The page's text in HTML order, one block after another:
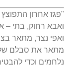
"פגז אחרון
ואבא רחוק, בתי –
ואפי נצר, מתאר
מתאר את סבלם
נלחמים וכדי